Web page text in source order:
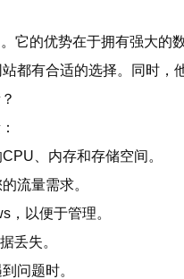
它的优势在于拥有强大的
都有合适的选择。同时
、内存和存储空间。
流量需求。
，以便于管理。
丢失。
问题时。